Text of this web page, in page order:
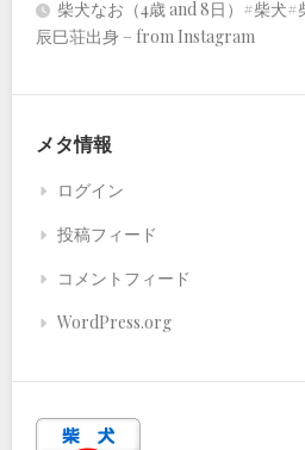
柴犬なお（4歳 and 8日）#柴犬
辰巳荘出身 – from Instagram
メタ情報
ログイン
投稿フィード
コメントフィード
WordPress.org